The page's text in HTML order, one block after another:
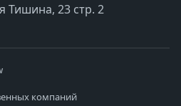
Тишина, 23 стр. 2
компаний